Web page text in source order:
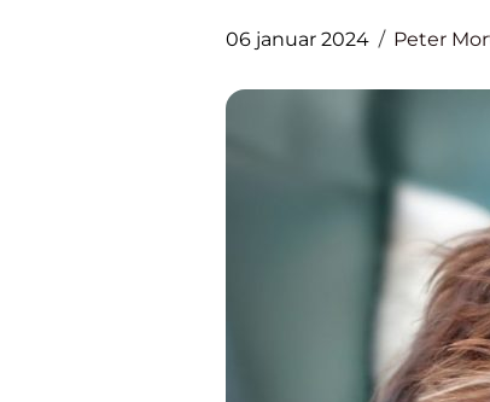
06 januar 2024 Peter